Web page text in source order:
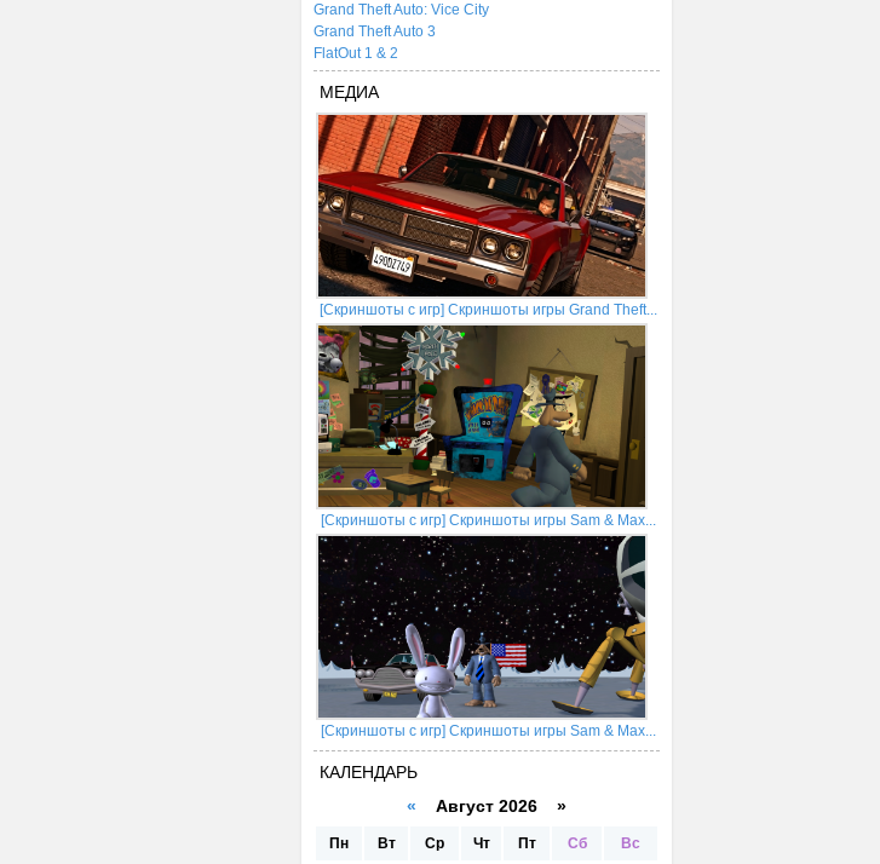
Grand Theft Auto: Vice City
Grand Theft Auto 3
FlatOut 1 & 2
МЕДИА
[Скриншоты с игр] Скриншоты игры Grand Theft...
[Скриншоты с игр] Скриншоты игры Sam & Max...
[Скриншоты с игр] Скриншоты игры Sam & Max...
КАЛЕНДАРЬ
« Август 2026 »
Пн Вт Ср Чт Пт Сб Вс